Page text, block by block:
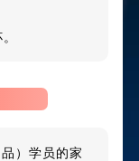
）学员的家